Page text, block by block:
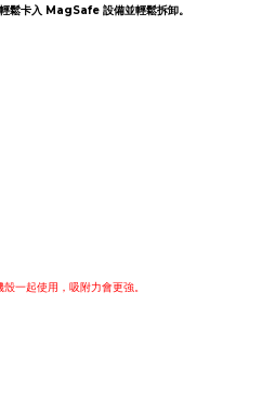
鬆卡入 MagSafe 設備並輕鬆拆卸。
一起使用，吸附力會更強。